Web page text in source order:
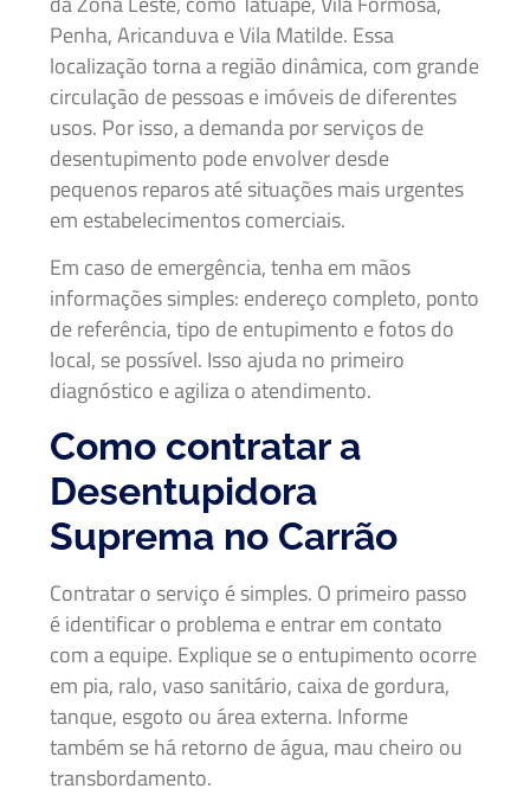
Penha, Aricanduva e Vila Matilde. Essa
localização torna a região dinâmica, com grande
circulação de pessoas e imóveis de diferentes
usos. Por isso, a demanda por serviços de
desentupimento pode envolver desde
pequenos reparos até situações mais urgentes
em estabelecimentos comerciais.
Em caso de emergência, tenha em mãos
informações simples: endereço completo, ponto
de referência, tipo de entupimento e fotos do
local, se possível. Isso ajuda no primeiro
diagnóstico e agiliza o atendimento.
Como contratar a
Desentupidora
Suprema no Carrão
Contratar o serviço é simples. O primeiro passo
é identificar o problema e entrar em contato
com a equipe. Explique se o entupimento ocorre
em pia, ralo, vaso sanitário, caixa de gordura,
tanque, esgoto ou área externa. Informe
também se há retorno de água, mau cheiro ou
transbordamento.